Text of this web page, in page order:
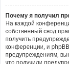
Почему я получил
На каждой
собственный свод
получить
конференции, и
предупреждениям,
что получили